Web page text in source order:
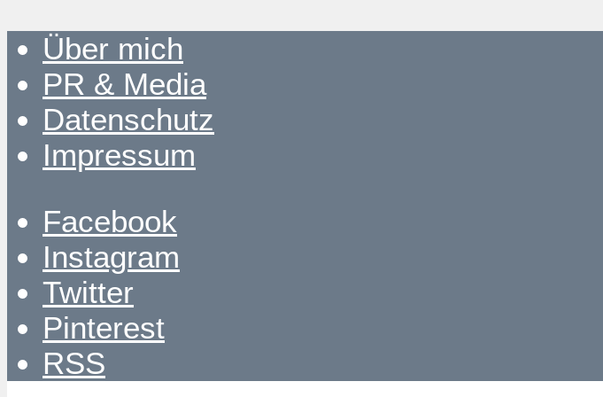
Über mich
PR & Media
Datenschutz
Impressum
Facebook
Instagram
Twitter
Pinterest
RSS